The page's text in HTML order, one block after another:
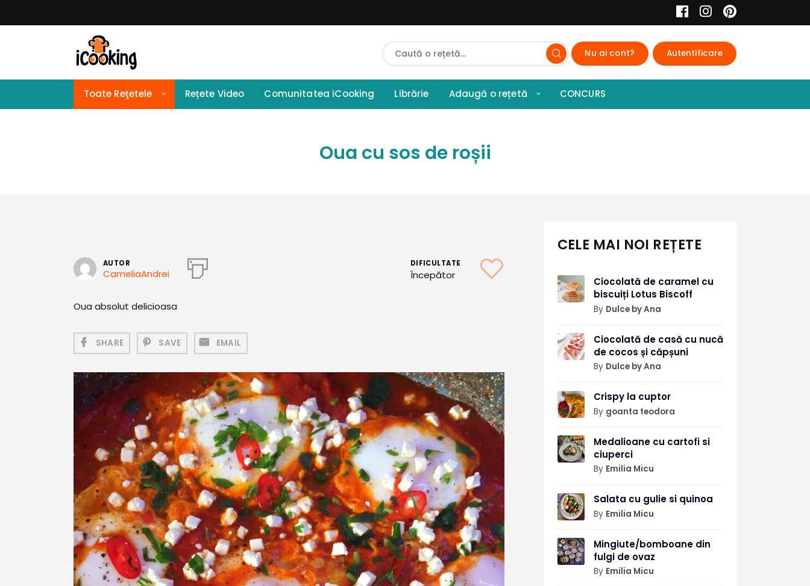
Cauta
Retete
Nu ai cont? Autentificare
Toate Reţetele Rețete Video Comunitatea iCooking Librărie Adaugă o rețetă CONCURS
Oua cu sos de roșii
AUTOR
CameliaAndrei
DIFICULTATE
Începător
Oua absolut delicioasa
SHARE SAVE EMAIL
CELE MAI NOI REȚETE
Ciocolată de caramel cu
biscuiți Lotus Biscoff
By Dulce by Ana
Ciocolată de casă cu nucă
de cocos și căpșuni
By Dulce by Ana
Crispy la cuptor
By goanta teodora
Medalioane cu cartofi si
ciuperci
By Emilia Micu
Salata cu gulie si quinoa
By Emilia Micu
Mingiute/bomboane din
fulgi de ovaz
By Emilia Micu